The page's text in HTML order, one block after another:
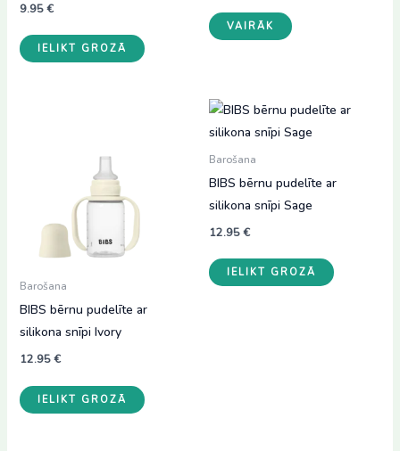
9.95€
IELIKT GROZĀ
VAIRĀK
Barošana
BIBS bērnu pudelīte ar
silikona snīpi Ivory
12.95€
IELIKT GROZĀ
Barošana
BIBS bērnu pudelīte ar
silikona snīpi Sage
12.95€
IELIKT GROZĀ